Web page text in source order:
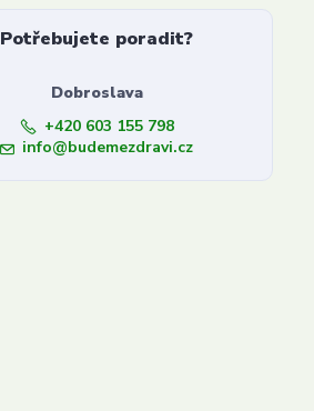
Potřebujete poradit?
Dobroslava
+420 603 155 798
info@budemezdravi.cz